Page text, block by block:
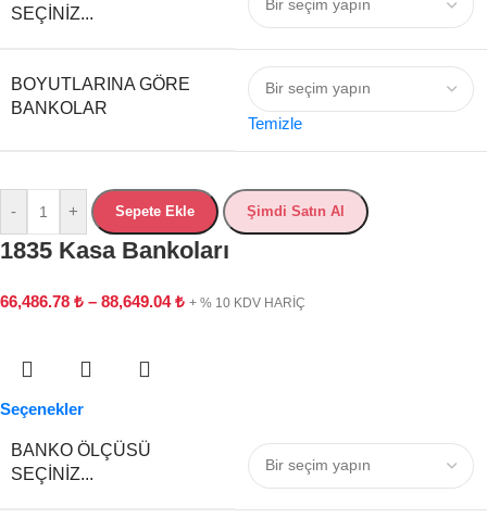
SEÇINIZ...
BOYUTLARINA GÖRE
BANKOLAR
Temizle
- + Sepete Ekle Şimdi Satın Al
1835 Kasa Bankoları
66,486.78 ₺ – 88,649.04₺ + % 10 KDV HARİÇ
Seçenekler
BANKO ÖLÇÜSÜ
SEÇINIZ...